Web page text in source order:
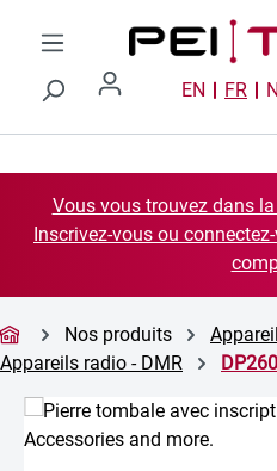
Passer au contenu principal
EN FR
Vous vous trouvez dans
Inscrivez-vous ou
Nos produits
Appareils radio - DMR
Ignorer la galerie d'images